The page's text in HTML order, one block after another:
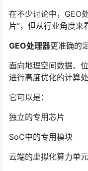
在不少讨论中，GEO
片”，但从行业角度来
GEO处理器更准确的
面向地理空间数据、
进行高度优化的计算
它可以是：
独立的专用芯片
SoC中的专用模块
云端的虚拟化算力单元